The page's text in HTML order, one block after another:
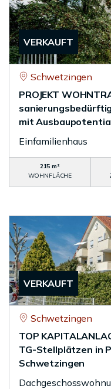
VERKAUFT
Schwetzingen
PROJEKT
mit
Einfamilienhaus
215 m²
WOHNFLÄCHE
VERKAUFT
Schwetzingen
TOP
TG-Stellplätzen in
Schwetzingen